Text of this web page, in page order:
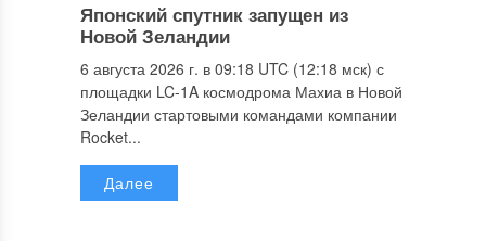
Японский спутник запущен из
Новой Зеландии
6 августа 2026 г. в 09:18 UTC (12:18 мск) с
площадки LC-1A космодрома Махиа в Новой
Зеландии стартовыми командами компании
Rocket...
Далее